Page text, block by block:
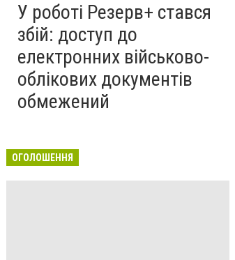
У роботі Резерв+ стався
збій: доступ до
електронних військово-
облікових документів
обмежений
ОГОЛОШЕННЯ